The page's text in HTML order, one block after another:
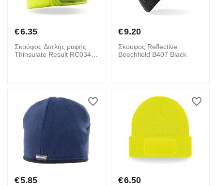
€6.35
Σκούφος Διπλής ραφής
Thinsulate Result RC034X
€9.20
Σκουφος Reflective
Beechfield B407 Black
€5.85 €6.50